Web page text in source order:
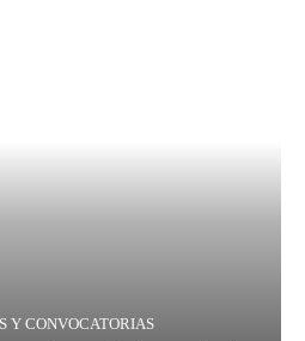
Y CONVOCATORIAS